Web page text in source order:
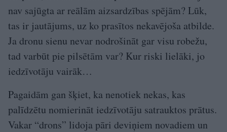
nav sajūgta ar reālām aizsardzības spējām? Lūk,
tas ir jautājums, uz ko prasītos nekavējoša atbilde.
Ja dronu sienu nevar nodrošināt gar visu robežu,
tad varbūt pie pilsētām var? Kur riski lielāki, jo
iedzīvotāju vairāk…
Pagaidām gan šķiet, ka nenotiek nekas, kas
palīdzētu nomierināt iedzīvotāju satrauktos prātus.
Vakar “drons” lidoja pāri deviņiem novadiem un